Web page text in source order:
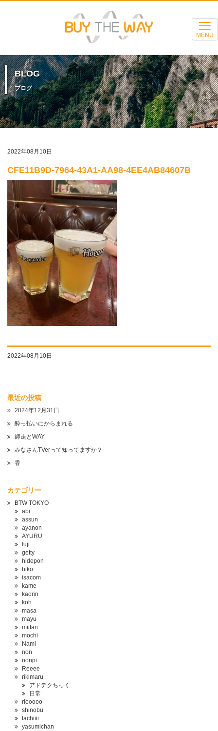
MENU
BLOG
ブログ
2022年08月10日
CFE11B9D-7964-43A1-AA98-4EE4AB84607B
2022年08月10日
最近の投稿
2024年12月31日
酔っ払いにからまれる
師走とWAY
みなさんTVerって知ってますか？
香
カテゴリー
BTW TOKYO
abi
assun
ayanon
AYURU
fuji
getty
hidepon
hiko
isacom
kame
kaorin
koh
masa
mayu
miitan
mochi
Nami
non
nonpi
Reeee
rikimaru
アドテクちっく
日常
riooooo
shinobu
tachiiii
yasumichan